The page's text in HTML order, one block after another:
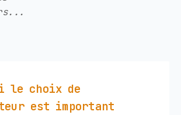
le choix de
est important